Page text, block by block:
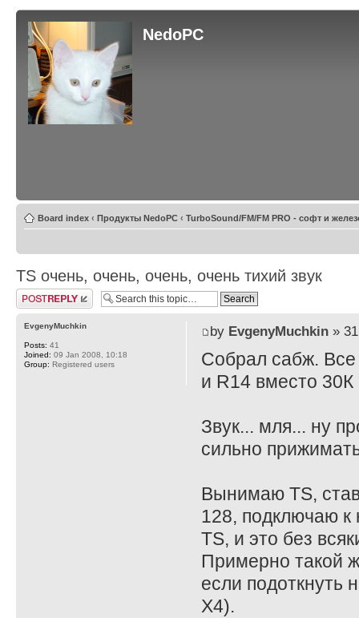
NedoPC
Board index ‹ Продукты NedoPC ‹ TurboSound/FM/FM PRO - софт и
TS очень, очень, очень, очень тихий звук
Post a reply
by EvgenyMuchkin» 31
Собрал сабж.
и R14 вместо 30К
Звук... мля... ну
сильно
Вынимаю TS,
128, подключаю к
TS, и это без
Примерно такой
если подоткнуть
X4).
EvgenyMuchkin
Posts: 41
Joined: 09 Jan 2008, 10:18
Group: Registered users